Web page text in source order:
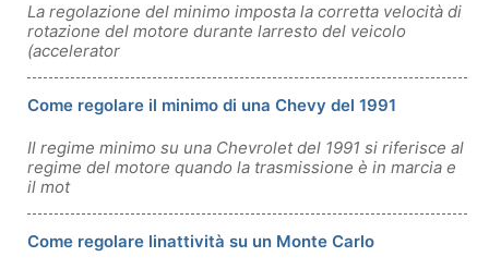
La regolazione del minimo imposta la corretta velocità di
rotazione del motore durante larresto del veicolo
(accelerator
Come regolare il minimo di una Chevy del 1991
Il regime minimo su una Chevrolet del 1991 si riferisce al
regime del motore quando la trasmissione è in marcia e
il mot
Come regolare linattività su un Monte Carlo